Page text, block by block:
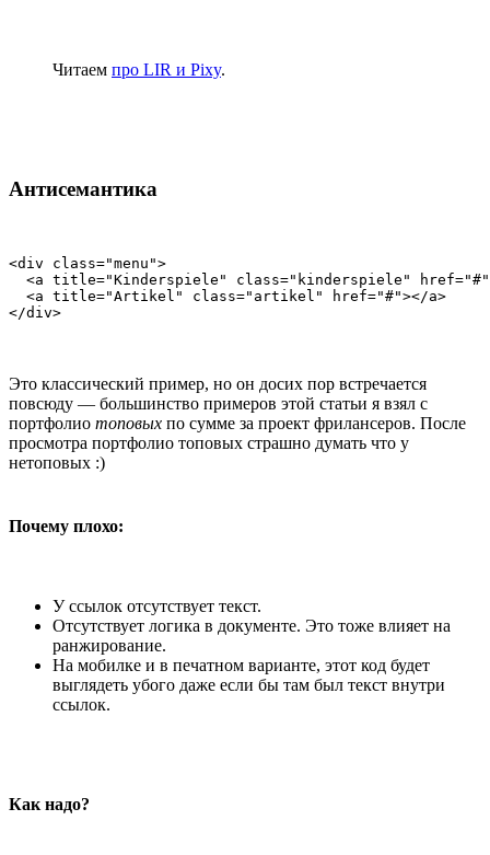
Читаем про LIR и Pixy.
Антисемантика
<div class="menu">
<a title="Kinderspiele" class="kinderspiele"
  <a title="Artikel" class="artikel" href="#"></a>
</div>
Это классический пример, но он досих пор встречается
повсюду — большинство примеров этой статьи я взял с
портфолио топовых по сумме за проект фрилансеров. После
просмотра портфолио топовых страшно думать что у
нетоповых :)
Почему плохо:
У ссылок отсутствует текст.
Отсутствует логика в документе. Это тоже влияет на
ранжирование.
На мобилке и в печатном варианте, этот код будет
выглядеть убого даже если бы там был текст внутри
ссылок.
Как надо?